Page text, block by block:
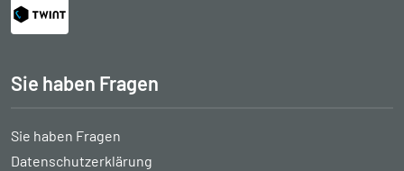
Sie haben Fragen
Sie haben Fragen
Datenschutzerklärung